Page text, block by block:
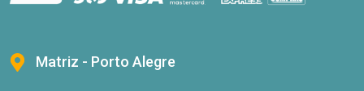
Matriz - Porto Alegre